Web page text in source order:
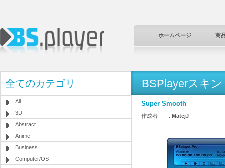
ホームページ 商
全てのカテゴリ
All
3D
Abstract
Anime
Business
Computer/OS
BSPlayerスキン
Super Smooth
作成者 : MatejJ